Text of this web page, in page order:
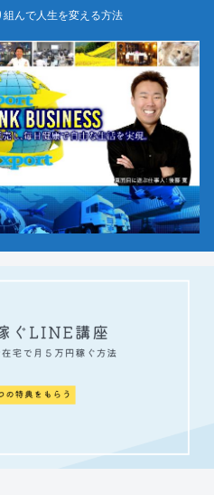
組んで人生を変える方法